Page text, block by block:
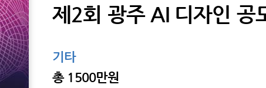
제2회 광주 AI 디자인 공
기타
총 1500만원